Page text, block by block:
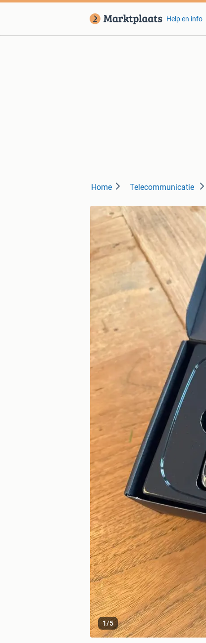
Help en info
Home Telecommunicatie
1/5